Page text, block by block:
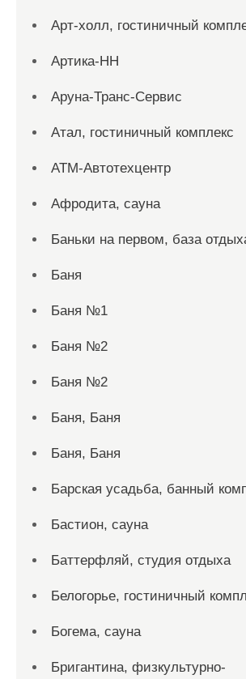
Арт-холл, гостиничный
Артика-НН
Аруна-Транс-Сервис
Атал, гостиничный комплекс
АТМ-Автотехцентр
Афродита, сауна
Баньки на первом, база
Баня
Баня №1
Баня №2
Баня №2
Баня, Баня
Баня, Баня
Барская усадьба, банный
Бастион, сауна
Баттерфляй, студия отдыха
Белогорье, гостиничный
Богема, сауна
Бригантина, физкультурно-